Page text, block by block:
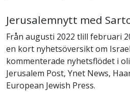
Jerusalemnytt med
Från augusti 2022 tlill februari
en kort nyhetsöversikt om
kommenterade nyhetsflödet i
Jerusalem Post, Ynet News,
European Jewish Press.